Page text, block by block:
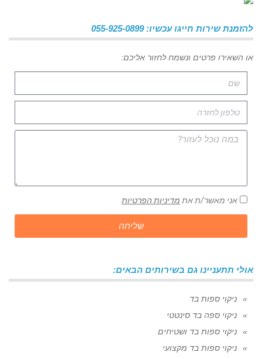
להזמנת שירות חייגו עכשיו: 055-925-0899
או השאירו פרטים ונשמח לחזור אליכם:
אני מאשר/ת את מדיניות הפרטיות
שליחה
אולי תתעניינו גם בשירותים הבאים:
ניקוי ספות בד
ניקוי ספה בד סינטטי
ניקוי ספות בד ושטיחים
ניקוי ספות בד מקצועי